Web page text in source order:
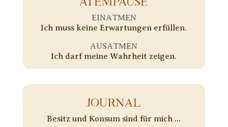
EINATMEN
Ich muss keine Erwartungen erfüllen.
AUSATMEN
Ich darf meine Wahrheit zeigen.
JOURNAL
Besitz und Konsum sind für mich …